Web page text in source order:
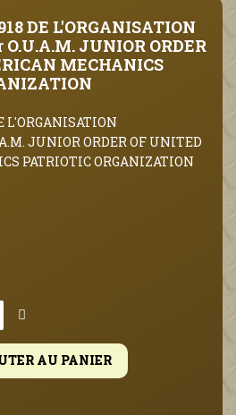
DE L'ORGANISATION
JUNIOR ORDER
MECHANICS
L'ORGANISATION
JUNIOR ORDER OF UNITED
PATRIOTIC ORGANIZATION
AU PANIER